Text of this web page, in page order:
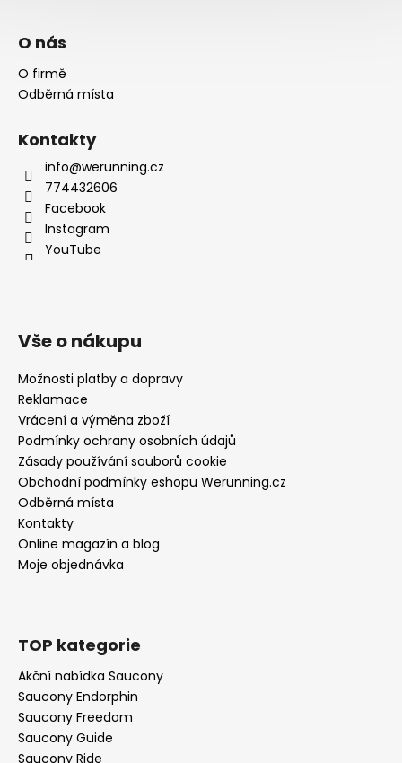
O nás
O firmě
Odběrná místa
Kontakty
info@werunning.cz
774432606
Facebook
Instagram
YouTube
Vše o nákupu
Možnosti platby a dopravy
Reklamace
Vrácení a výměna zboží
Podmínky ochrany osobních údajů
Zásady používání souborů cookie
Obchodní podmínky eshopu Werunning.cz
Odběrná místa
Kontakty
Online magazín a blog
Moje objednávka
TOP kategorie
Akční nabídka Saucony
Saucony Endorphin
Saucony Freedom
Saucony Guide
Saucony Ride